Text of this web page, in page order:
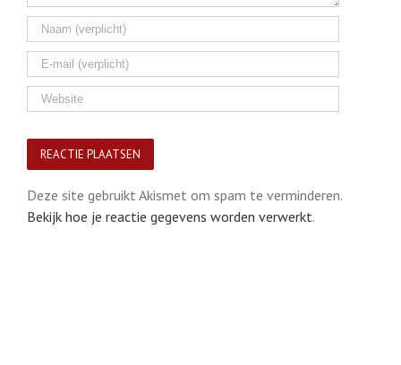
Deze site gebruikt Akismet om spam te verminderen.
Bekijk hoe je reactie gegevens worden verwerkt.